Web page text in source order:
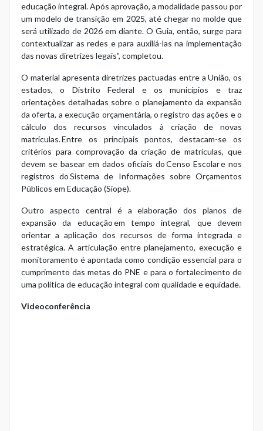
educação integral. Após aprovação, a modalidade passou por
um modelo de transição em 2025, até chegar no molde que
será utilizado de 2026 em diante. O Guia, então, surge para
contextualizar as redes e para auxiliá-las na implementação
das novas diretrizes legais”, completou.
O material apresenta diretrizes pactuadas entre a União, os
estados, o Distrito Federal e os municípios e traz
orientações detalhadas sobre o planejamento da expansão
da oferta, a execução orçamentária, o registro das ações e o
cálculo dos recursos vinculados à criação de novas
matrículas. Entre os principais pontos, destacam-se os
critérios para comprovação da criação de matrículas, que
devem se basear em dados oficiais do Censo Escolar e nos
registros do Sistema de Informações sobre Orçamentos
Públicos em Educação (Siope).
Outro aspecto central é a elaboração dos planos de
expansão da educação em tempo integral, que devem
orientar a aplicação dos recursos de forma integrada e
estratégica. A articulação entre planejamento, execução e
monitoramento é apontada como condição essencial para o
cumprimento das metas do PNE e para o fortalecimento de
uma política de educação integral com qualidade e equidade.
Videoconferência